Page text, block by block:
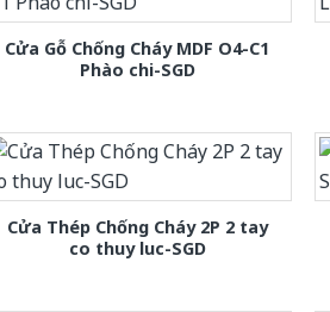
Cửa Gỗ Chống Cháy MDF O4-C1
Phào chi-SGD
Cửa Thép Chống Cháy 2P 2 tay
co thuy luc-SGD